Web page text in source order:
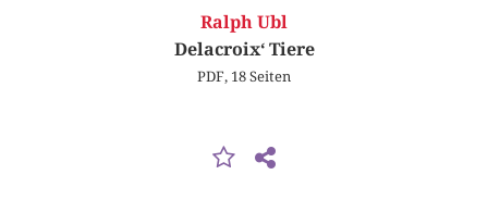
Ralph Ubl
Delacroix‘ Tiere
PDF, 18 Seiten